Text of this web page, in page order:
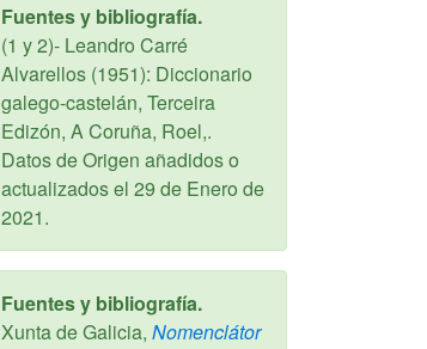
Fuentes y bibliografía.
(1 y 2)- Leandro Carré
Alvarellos (1951): Diccionario
galego-castelán, Terceira
Edizón, A Coruña, Roel,.
Datos de Origen añadidos o
actualizados el 29 de Enero de
2021.
Fuentes y bibliografía.
Xunta de Galicia, Nomenclátor